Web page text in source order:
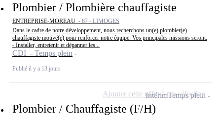
Plombier / Plombière chauffagiste
ENTREPRISE-MOREAU - 87 - LIMOGES
Dans le cadre de notre développement, nous recherchons un(e) plombier(e)
chauffagiste motivé(e) pour renforcer notre équipe. Vos principales missions seront:
- Installer, entretenir et dépanner les...
CDI - Temps plein
Publié il y a 13 jours
Plombier / Chauffagiste (F/H)
IntérimTemps plein
Ajouter cette offre à ma sélection